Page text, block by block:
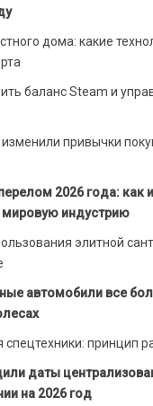
дома: какие
баланс Steam и
привычки
2026 года: как
мировую индустрию
элитной
автомобили все
спецтехники: принцип
даты
на 2026 год